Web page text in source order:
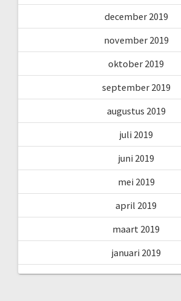
december 2019
november 2019
oktober 2019
september 2019
augustus 2019
juli 2019
juni 2019
mei 2019
april 2019
maart 2019
januari 2019